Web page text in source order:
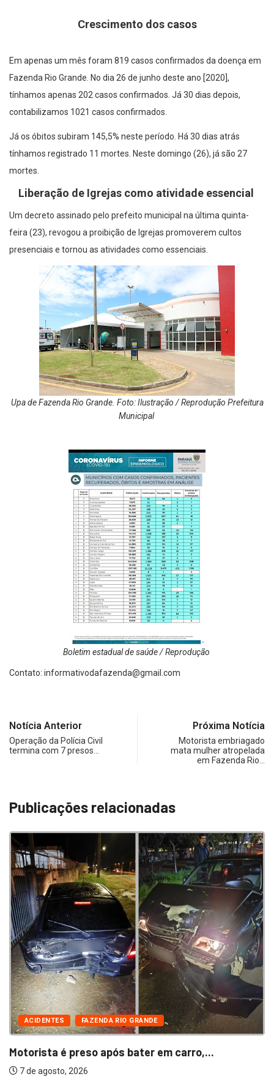
Crescimento dos casos
Em apenas um mês foram 819 casos confirmados da doença em
Fazenda Rio Grande. No dia 26 de junho deste ano [2020],
tínhamos apenas 202 casos confirmados. Já 30 dias depois,
contabilizamos 1021 casos confirmados.
Já os óbitos subiram 145,5% neste período. Há 30 dias atrás
tínhamos registrado 11 mortes. Neste domingo (26), já são 27
mortes.
Liberação de Igrejas como atividade essencial
Um decreto assinado pelo prefeito municipal na última quinta-
feira (23), revogou a proibição de Igrejas promoverem cultos
presenciais e tornou as atividades como essenciais.
Upa de Fazenda Rio Grande. Foto: Ilustração / Reprodução Prefeitura
Municipal
Boletim estadual de saúde / Reprodução
Contato: informativodafazenda@gmail.com
Notícia Anterior
Operação da Polícia Civil
termina com 7 presos…
Próxima Notícia
Motorista embriagado
mata mulher atropelada
em Fazenda Rio…
Publicações relacionadas
ACIDENTES FAZENDA RIO GRANDE
Motorista é preso após bater em carro,...
7 de agosto, 2026